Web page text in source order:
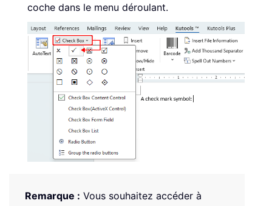
coche dans le menu déroulant.
Remarque : Vous souhaitez accéder à